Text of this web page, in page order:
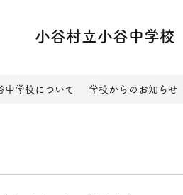
小谷村立小谷中学校
中学校について 学校からのお知らせ